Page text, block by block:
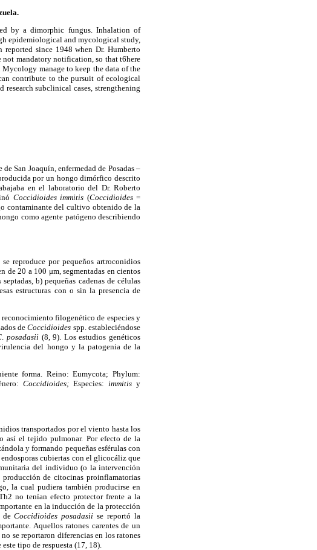
by a dimorphic fungus. Inhalation of
epidemiological and mycological study,
since 1948 when Dr. Humberto
not mandatory notification, so that t6here
manage to keep the data of the
contribute to the pursuit of ecological
subclinical cases, strengthening
San Joaquín, enfermedad de Posadas –
por un hongo dimórfico descrito
en el laboratorio del Dr. Roberto
Coccidioides immitis (Coccidioides =
contaminante del cultivo obtenido de la
como agente patógeno describiendo
reproduce por pequeños artroconidios
de 20 a 100 μm, segmentadas en cientos
b) pequeñas cadenas de células
estructuras con o sin la presencia de
filogenético de especies y
deCoccidioides spp. estableciéndose
. posadasii (8, 9). Los estudios genéticos
del hongo y la patogenia de la
forma. Reino: Eumycota; Phylum:
Coccidioides; Especies: immitis y
transportados por el viento hasta los
así el tejido pulmonar. Por efecto de la
y formando pequeñas esférulas con
cubiertas con el glicocáliz que
del individuo (o la intervención
de citocinas proinflamatorias
la cual pudiera también producirse en
no tenían efecto protector frente a la
en la inducción de la protección
deCoccidioides posadasiise reportó la
Aquellos ratones carentes de un
se reportaron diferencias en los ratones
tipo de respuesta (17, 18).